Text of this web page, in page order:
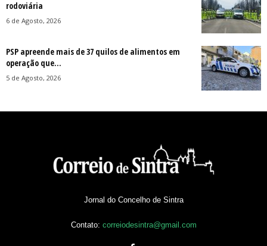
rodoviária
6 de Agosto, 2026
PSP apreende mais de 37 quilos de alimentos em
operação que...
5 de Agosto, 2026
Jornal do Concelho de Sintra
Contato: correiodesintra@gmail.com